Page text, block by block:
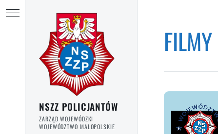
NSZZ POLICJANTÓW
ZARZĄD WOJEWÓDZKI
WOJEWÓDZTWO MAŁOPOLSKIE
Filmy
FILMY